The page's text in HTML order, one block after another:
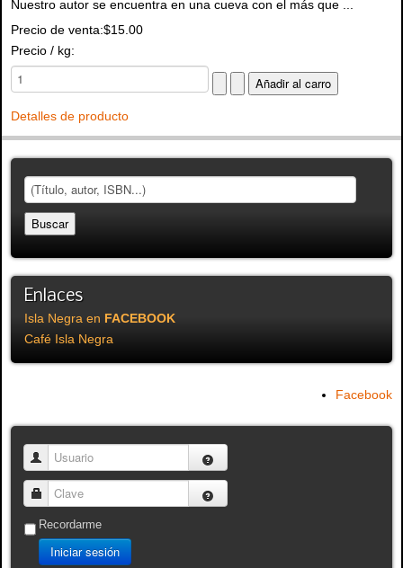
Nuestro autor se encuentra en una cueva con el más que ...
Precio de venta:$15.00
Precio / kg:
Detalles de producto
Enlaces
Isla Negra en FACEBOOK
Café Isla Negra
Facebook
Usuario
Clave
Recordarme
Iniciar sesión